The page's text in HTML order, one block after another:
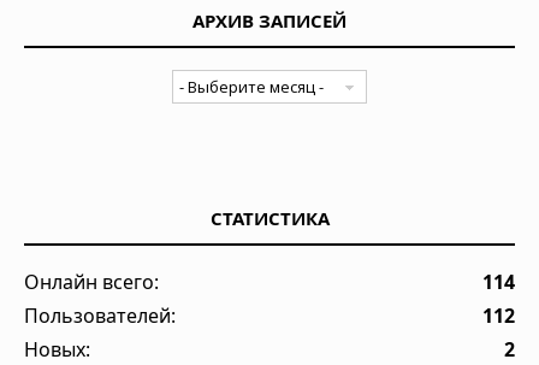
АРХИВ ЗАПИСЕЙ
СТАТИСТИКА
Онлайн всего:
114
Пользователей:
112
Новых:
2